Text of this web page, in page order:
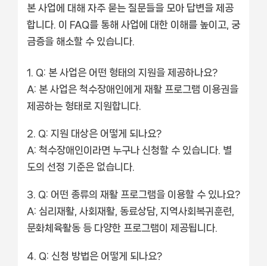
본 사업에 대해 자주 묻는 질문들을 모아 답변을 제공
합니다. 이 FAQ를 통해 사업에 대한 이해를 높이고, 궁
금증을 해소할 수 있습니다.
Q: 본 사업은 어떤 형태의 지원을 제공하나요?
A: 본 사업은 척수장애인에게 재활 프로그램 이용권을
제공하는 형태로 지원합니다.
Q: 지원 대상은 어떻게 되나요?
A: 척수장애인이라면 누구나 신청할 수 있습니다. 별
도의 선정 기준은 없습니다.
Q: 어떤 종류의 재활 프로그램을 이용할 수 있나요?
A: 심리재활, 사회재활, 동료상담, 지역사회복귀훈련,
문화체육활동 등 다양한 프로그램이 제공됩니다.
Q: 신청 방법은 어떻게 되나요?